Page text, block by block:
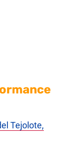
Tejolote,